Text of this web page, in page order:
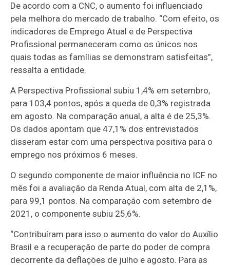
De acordo com a CNC, o aumento foi influenciado
pela melhora do mercado de trabalho. “Com efeito, os
indicadores de Emprego Atual e de Perspectiva
Profissional permaneceram como os únicos nos
quais todas as famílias se demonstram satisfeitas”,
ressalta a entidade.
A Perspectiva Profissional subiu 1,4% em setembro,
para 103,4 pontos, após a queda de 0,3% registrada
em agosto. Na comparação anual, a alta é de 25,3%.
Os dados apontam que 47,1% dos entrevistados
disseram estar com uma perspectiva positiva para o
emprego nos próximos 6 meses.
O segundo componente de maior influência no ICF no
mês foi a avaliação da Renda Atual, com alta de 2,1%,
para 99,1 pontos. Na comparação com setembro de
2021, o componente subiu 25,6%.
“Contribuíram para isso o aumento do valor do Auxílio
Brasil e a recuperação de parte do poder de compra
decorrente da deflações de julho e agosto. Para as